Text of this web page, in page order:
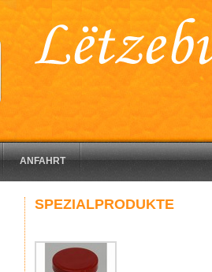
ANFAHRT
SPEZIALPRODUKTE